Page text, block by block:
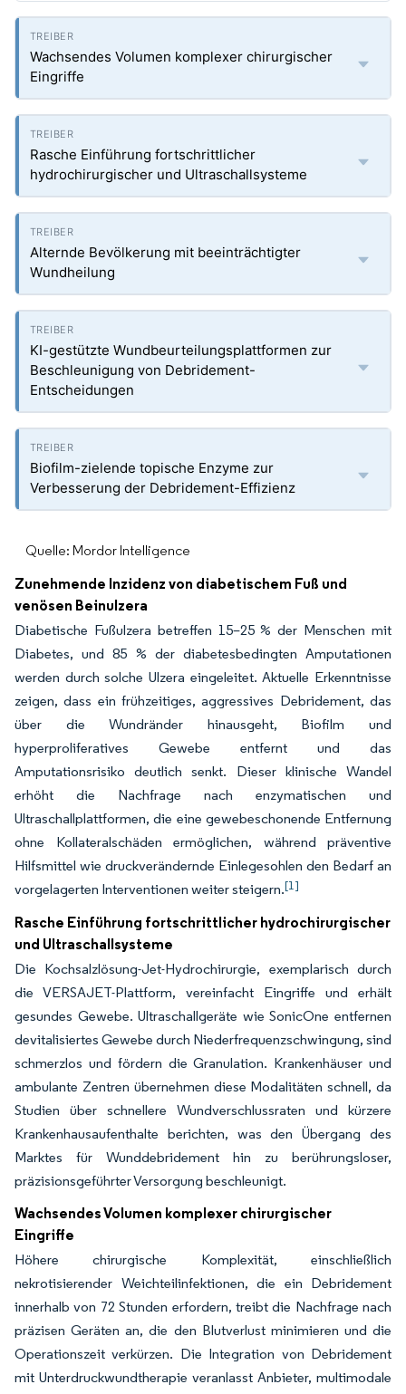
Wachsendes Volumen komplexer chirurgischer
Eingriffe
Rasche Einführung fortschrittlicher
hydrochirurgischer und Ultraschallsysteme
Alternde Bevölkerung mit beeinträchtigter
Wundheilung
KI-gestützte Wundbeurteilungsplattformen zur
Beschleunigung von Debridement-
Entscheidungen
Biofilm-zielende topische Enzyme zur
Verbesserung der Debridement-Effizienz
Quelle: Mordor Intelligence
Zunehmende Inzidenz von diabetischem Fuß und
venösen Beinulzera
Diabetische Fußulzera betreffen 15–25 % der Menschen mit
Diabetes, und 85 % der diabetesbedingten Amputationen
werden durch solche Ulzera eingeleitet. Aktuelle Erkenntnisse
zeigen, dass ein frühzeitiges, aggressives Debridement, das
über die Wundränder hinausgeht, Biofilm und
hyperproliferatives Gewebe entfernt und das
Amputationsrisiko deutlich senkt. Dieser klinische Wandel
erhöht die Nachfrage nach enzymatischen und
Ultraschallplattformen, die eine gewebeschonende Entfernung
ohne Kollateralschäden ermöglichen, während präventive
Hilfsmittel wie druckverändernde Einlegesohlen den Bedarf an
vorgelagerten Interventionen weiter steigern.[1]
Rasche Einführung fortschrittlicher hydrochirurgischer
und Ultraschallsysteme
Die Kochsalzlösung-Jet-Hydrochirurgie, exemplarisch durch
die VERSAJET-Plattform, vereinfacht Eingriffe und erhält
gesundes Gewebe. Ultraschallgeräte wie SonicOne entfernen
devitalisiertes Gewebe durch Niederfrequenzschwingung, sind
schmerzlos und fördern die Granulation. Krankenhäuser und
ambulante Zentren übernehmen diese Modalitäten schnell, da
Studien über schnellere Wundverschlussraten und kürzere
Krankenhausaufenthalte berichten, was den Übergang des
Marktes für Wunddebridement hin zu berührungsloser,
präzisionsgeführter Versorgung beschleunigt.
Wachsendes Volumen komplexer chirurgischer
Eingriffe
Höhere chirurgische Komplexität, einschließlich
nekrotisierender Weichteilinfektionen, die ein Debridement
innerhalb von 72 Stunden erfordern, treibt die Nachfrage nach
präzisen Geräten an, die den Blutverlust minimieren und die
Operationszeit verkürzen. Die Integration von Debridement
mit Unterdruckwundtherapie veranlasst Anbieter, multimodale